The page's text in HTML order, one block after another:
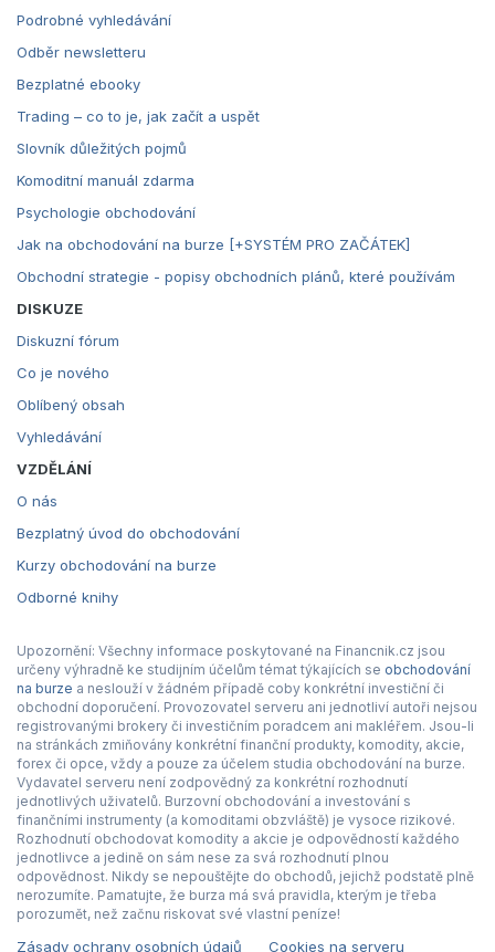
Podrobné vyhledávání
Odběr newsletteru
Bezplatné ebooky
Trading – co to je, jak začít a uspět
Slovník důležitých pojmů
Komoditní manuál zdarma
Psychologie obchodování
Jak na obchodování na burze [+SYSTÉM PRO ZAČÁTEK]
Obchodní strategie - popisy obchodních plánů, které používám
DISKUZE
Diskuzní fórum
Co je nového
Oblíbený obsah
Vyhledávání
VZDĚLÁNÍ
O nás
Bezplatný úvod do obchodování
Kurzy obchodování na burze
Odborné knihy
Upozornění: Všechny informace poskytované na Financnik.cz jsou
určeny výhradně ke studijním účelům témat týkajících se obchodování
na burze a neslouží v žádném případě coby konkrétní investiční či
obchodní doporučení. Provozovatel serveru ani jednotliví autoři nejsou
registrovanými brokery či investičním poradcem ani makléřem. Jsou-li
na stránkách zmiňovány konkrétní finanční produkty, komodity, akcie,
forex či opce, vždy a pouze za účelem studia obchodování na burze.
Vydavatel serveru není zodpovědný za konkrétní rozhodnutí
jednotlivých uživatelů. Burzovní obchodování a investování s
finančními instrumenty (a komoditami obzvláště) je vysoce rizikové.
Rozhodnutí obchodovat komodity a akcie je odpovědností každého
jednotlivce a jedině on sám nese za svá rozhodnutí plnou
odpovědnost. Nikdy se nepouštějte do obchodů, jejichž podstatě plně
nerozumíte. Pamatujte, že burza má svá pravidla, kterým je třeba
porozumět, než začnu riskovat své vlastní peníze!
Zásady ochrany osobních údajů Cookies na serveru